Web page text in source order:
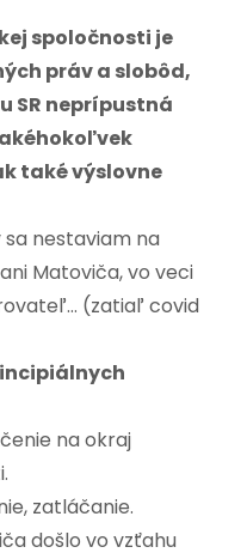
spoločnosti je
práv a slobôd,
SR neprípustná
také výslovne
nestaviam na
Matoviča, vo veci
(zatiaľ covid
na okraj
zatláčanie.
došlo vo vzťahu